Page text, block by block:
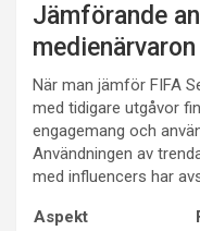
Jämförande
När man jämför FIFA
med tidigare utgåvor
engagemang och
Användningen av
med influencers har
Aspekt